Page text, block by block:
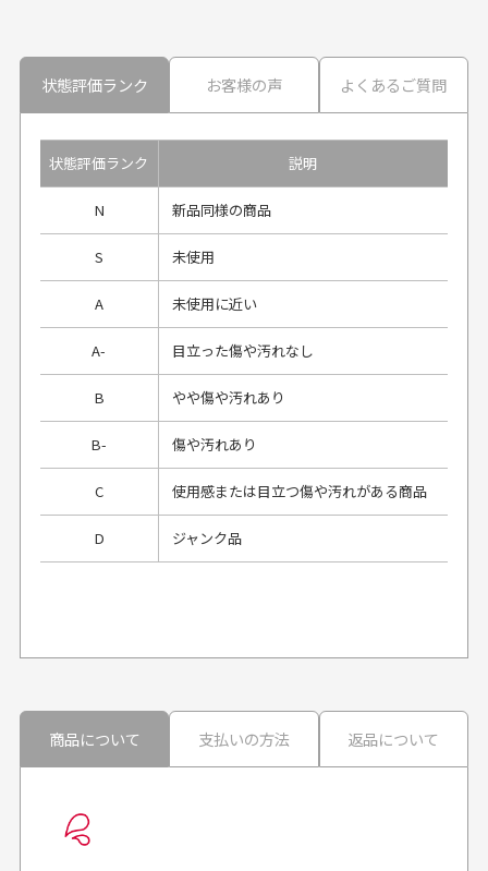
状態評価ランク お客様の声 よくあるご質問
状態評価ランク 説明
N 新品同様の商品
S 未使用
A 未使用に近い
A- 目立った傷や汚れなし
B やや傷や汚れあり
B- 傷や汚れあり
C 使用感または目立つ傷や汚れがある商品
D ジャンク品
良かった！
30代男性
お届け希望日時をご指定頂けます。
商品について 支払いの方法 返品について